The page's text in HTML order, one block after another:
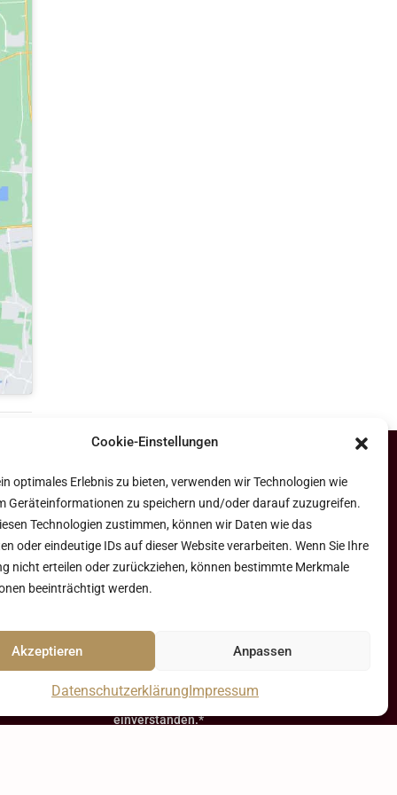
Cookie-Einstellungen
optimales Erlebnis zu bieten, verwenden wir Technologien wie
Geräteinformationen zu speichern und/oder darauf zuzugreifen.
Technologien zustimmen, können wir Daten wie das
oder eindeutige IDs auf dieser Website verarbeiten. Wenn Sie Ihre
nicht erteilen oder zurückziehen, können bestimmte Merkmale
beeinträchtigt werden.
Akzeptieren Anpassen
DatenschutzerklärungImpressum
Abonnieren Sie unseren Newsletter
Ich möchte mich für Ihren Newsletter
anmelden*
Ich bin mit den
einverstanden.*